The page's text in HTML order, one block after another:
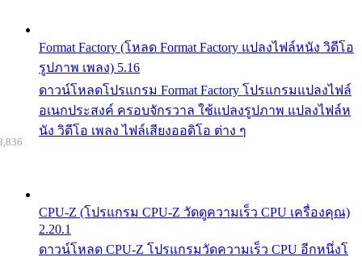
Format Factory (โหลด Format Factory แปลงไฟล์หนัง วิดีโอ
รูปภาพ เพลง) 5.16
ดาวน์โหลดโปรแกรม Format Factory โปรแกรมแปลงไฟล์
อเนกประสงค์ ครอบจักรวาล ใช้แปลงรูปภาพ แปลงไฟล์ห
นัง วิดีโอ เพลง ไฟล์เสียงออดิโอ ต่าง ๆ
CPU-Z (โปรแกรม CPU-Z วัดดูความเร็ว CPU เครื่องคุณ)
2.20.1
ดาวน์โหลด CPU-Z โปรแกรมวัดความเร็ว CPU อีกหนึ่งโ